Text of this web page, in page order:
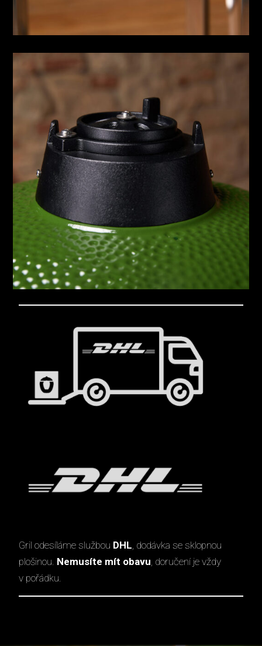
Gril odesíláme službou DHL, dodávka se sklopnou
plošinou. Nemusíte mít obavu, doručení je vždy
v pořádku.